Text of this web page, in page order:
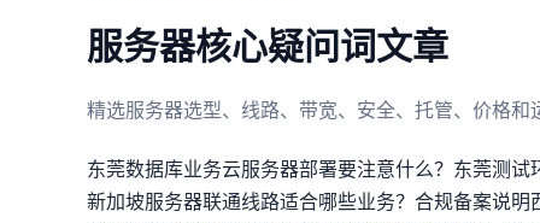
服务器核心疑问词文章
精选服务器选型、线路、带宽、安全、托管、价格
东莞数据库业务云服务器部署要注意什么？ 东莞测试
新加坡服务器联通线路适合哪些业务？合规备案说明